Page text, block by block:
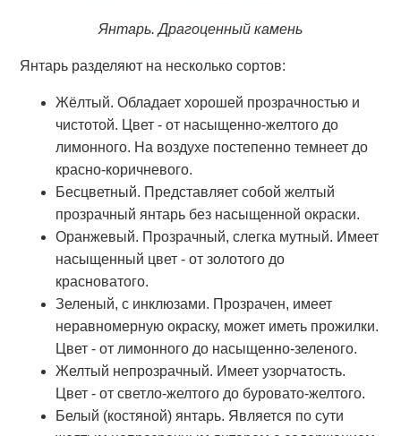
Янтарь. Драгоценный камень
Янтарь разделяют на несколько сортов:
Жёлтый. Обладает хорошей прозрачностью и
чистотой. Цвет - от насыщенно-желтого до
лимонного. На воздухе постепенно темнеет до
красно-коричневого.
Бесцветный. Представляет собой желтый
прозрачный янтарь без насыщенной окраски.
Оранжевый. Прозрачный, слегка мутный. Имеет
насыщенный цвет - от золотого до
красноватого.
Зеленый, с инклюзами. Прозрачен, имеет
неравномерную окраску, может иметь прожилки.
Цвет - от лимонного до насыщенно-зеленого.
Желтый непрозрачный. Имеет узорчатость.
Цвет - от светло-желтого до буровато-желтого.
Белый (костяной) янтарь. Является по сути